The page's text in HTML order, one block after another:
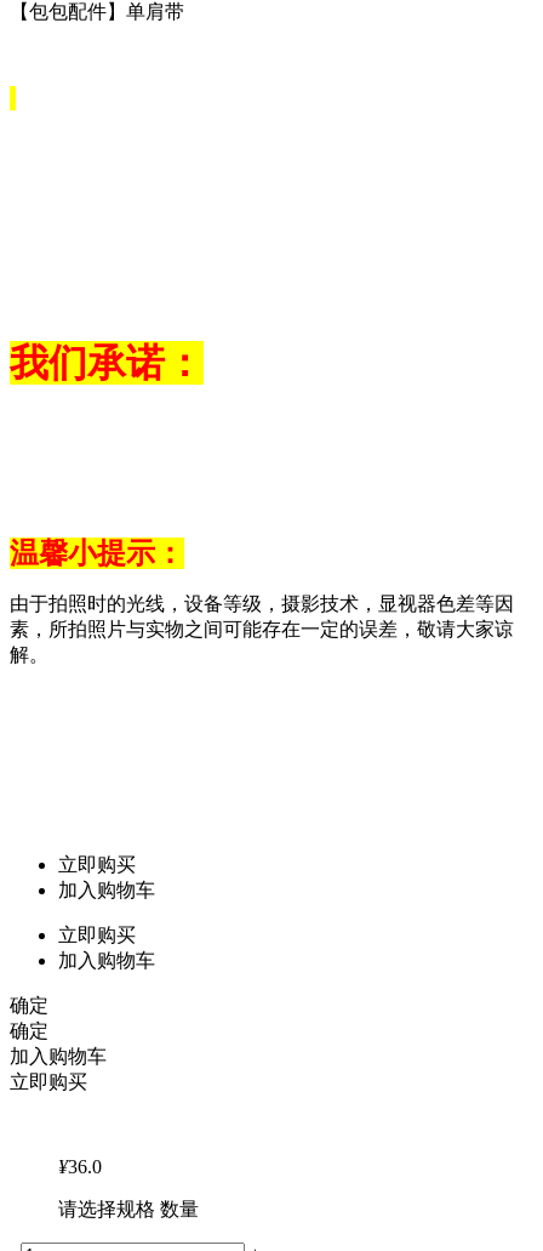
【包包配件】单肩带
我们承诺：
温馨小提示：
由于拍照时的光线，设备等级，摄影技术，显视器色差等因
素，所拍照片与实物之间可能存在一定的误差，敬请大家谅
解。
立即购买
加入购物车
立即购买
加入购物车
确定
确定
加入购物车
立即购买
¥36.0
请选择规格 数量